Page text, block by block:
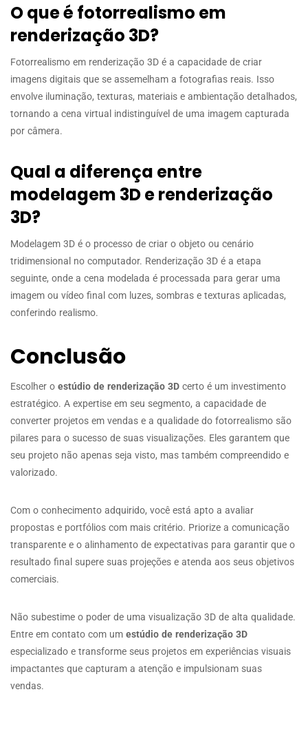
O que é fotorrealismo em
renderização 3D?
Fotorrealismo em renderização 3D é a capacidade de criar
imagens digitais que se assemelham a fotografias reais. Isso
envolve iluminação, texturas, materiais e ambientação detalhados,
tornando a cena virtual indistinguível de uma imagem capturada
por câmera.
Qual a diferença entre
modelagem 3D e renderização
3D?
Modelagem 3D é o processo de criar o objeto ou cenário
tridimensional no computador. Renderização 3D é a etapa
seguinte, onde a cena modelada é processada para gerar uma
imagem ou vídeo final com luzes, sombras e texturas aplicadas,
conferindo realismo.
Conclusão
Escolher o estúdio de renderização 3D certo é um investimento
estratégico. A expertise em seu segmento, a capacidade de
converter projetos em vendas e a qualidade do fotorrealismo são
pilares para o sucesso de suas visualizações. Eles garantem que
seu projeto não apenas seja visto, mas também compreendido e
valorizado.
Com o conhecimento adquirido, você está apto a avaliar
propostas e portfólios com mais critério. Priorize a comunicação
transparente e o alinhamento de expectativas para garantir que o
resultado final supere suas projeções e atenda aos seus objetivos
comerciais.
Não subestime o poder de uma visualização 3D de alta qualidade.
Entre em contato com um estúdio de renderização 3D
especializado e transforme seus projetos em experiências visuais
impactantes que capturam a atenção e impulsionam suas
vendas.